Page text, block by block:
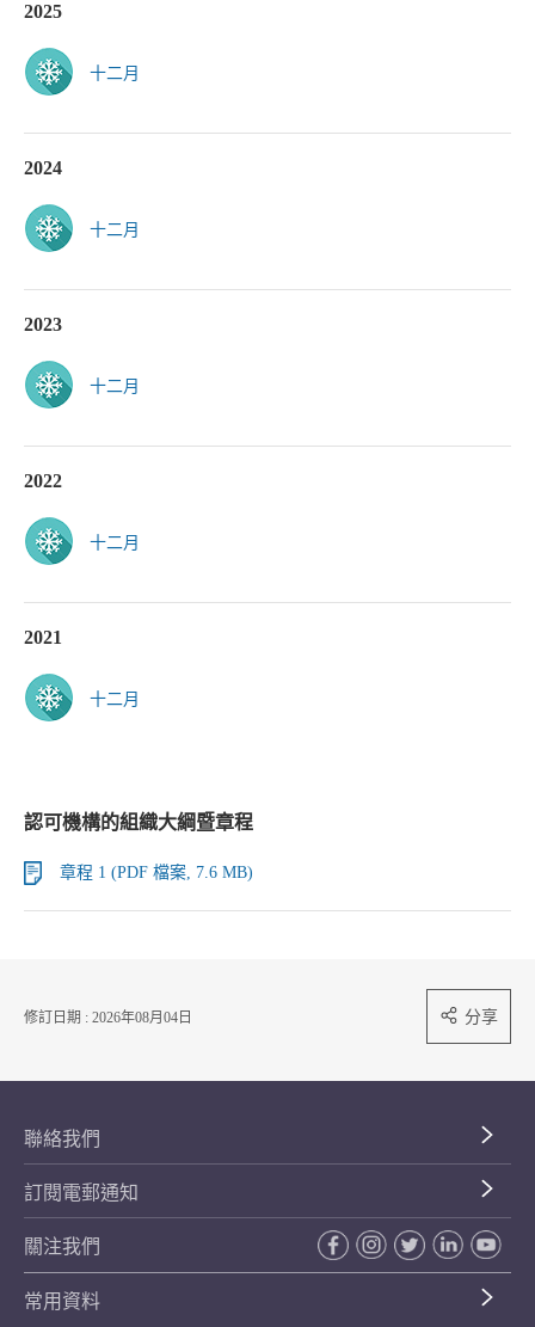
2025
十二月
2024
十二月
2023
十二月
2022
十二月
2021
十二月
認可機構的組織大綱暨章程
章程 1 (PDF 檔案, 7.6 MB)
修訂日期 : 2026年08月04日 分享
聯絡我們
訂閱電郵通知
關注我們
常用資料